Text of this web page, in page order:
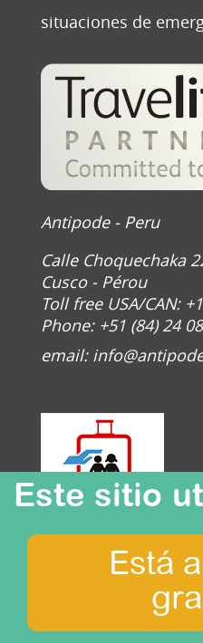
situaciones de
Antipode - Peru
Calle Choquechaka
Cusco - Pérou
Toll free USA/CAN:
Phone: +51 (84) 24
email:
© Antipode 2020
Este sitio
Está